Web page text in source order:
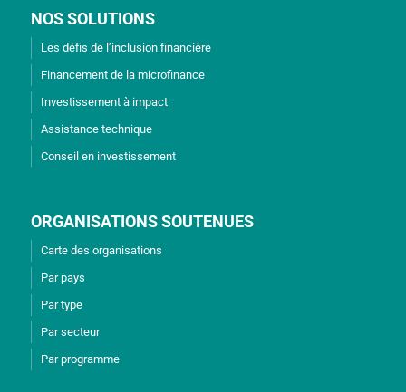
NOS SOLUTIONS
Les défis de l’inclusion financière
Financement de la microfinance
Investissement à impact
Assistance technique
Conseil en investissement
ORGANISATIONS SOUTENUES
Carte des organisations
Par pays
Par type
Par secteur
Par programme